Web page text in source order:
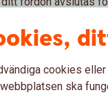
Transportstyrelsen.
försäkringen av
det på
cookies
ska